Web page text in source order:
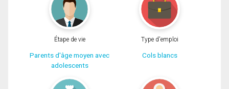
Étape de vie
Parents d'âge moyen avec
adolescents
Type d'emploi
Cols blancs